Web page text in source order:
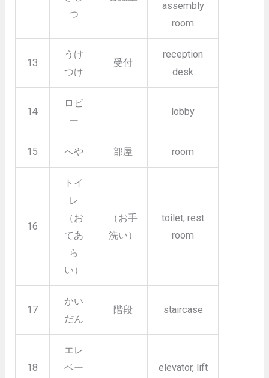
つ
assembly
room
13
うけ
つけ
受付
reception
desk
14
ロビ
ー
lobby
15 へや 部屋 room
16
トイ
レ
（お
てあ
ら
い）
（お手
洗い）
toilet, rest
room
17
かい
だん
階段 staircase
18
エレ
ベー
elevator, lift